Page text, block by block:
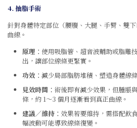
4. 抽脂手術
針對身體特定部位（腰腹、大腿、手臂、雙
曲線。
原理 ：使用吸脂管、超音波輔助或脂雕
出，讓部位線條更緊實。
功效 ：減少局部脂肪堆積、塑造身體線
見效時間 ：術後即有減少效果，但腫脹
條，約 1～3 個月逐漸看到真正曲線。
建議／維持 ：效果若要維持，需搭配飲
幅波動可能導致線條復變。